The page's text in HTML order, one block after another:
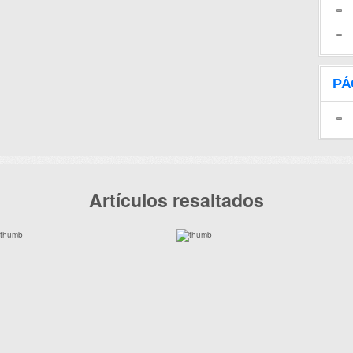
Artículos resaltados